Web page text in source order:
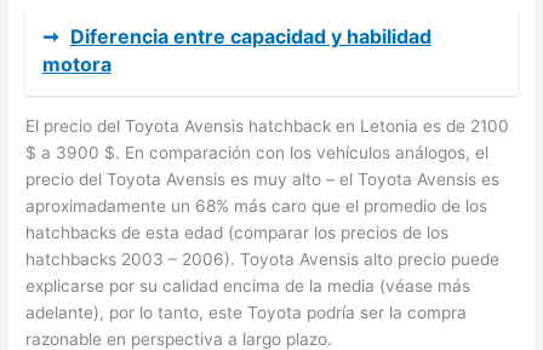
➞ Diferencia entre capacidad y habilidad
motora
El precio del Toyota Avensis hatchback en Letonia es de 2100
$ a 3900 $. En comparación con los vehículos análogos, el
precio del Toyota Avensis es muy alto – el Toyota Avensis es
aproximadamente un 68% más caro que el promedio de los
hatchbacks de esta edad (comparar los precios de los
hatchbacks 2003 – 2006). Toyota Avensis alto precio puede
explicarse por su calidad encima de la media (véase más
adelante), por lo tanto, este Toyota podría ser la compra
razonable en perspectiva a largo plazo.